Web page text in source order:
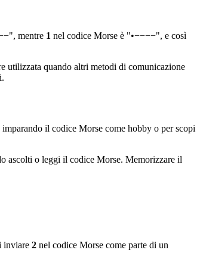
mentre 1 nel codice Morse è "•−−−−", e così
utilizzata quando altri metodi di comunicazione
il codice Morse come hobby o per scopi
ascolti o leggi il codice Morse. Memorizzare il
inviare 2 nel codice Morse come parte di un